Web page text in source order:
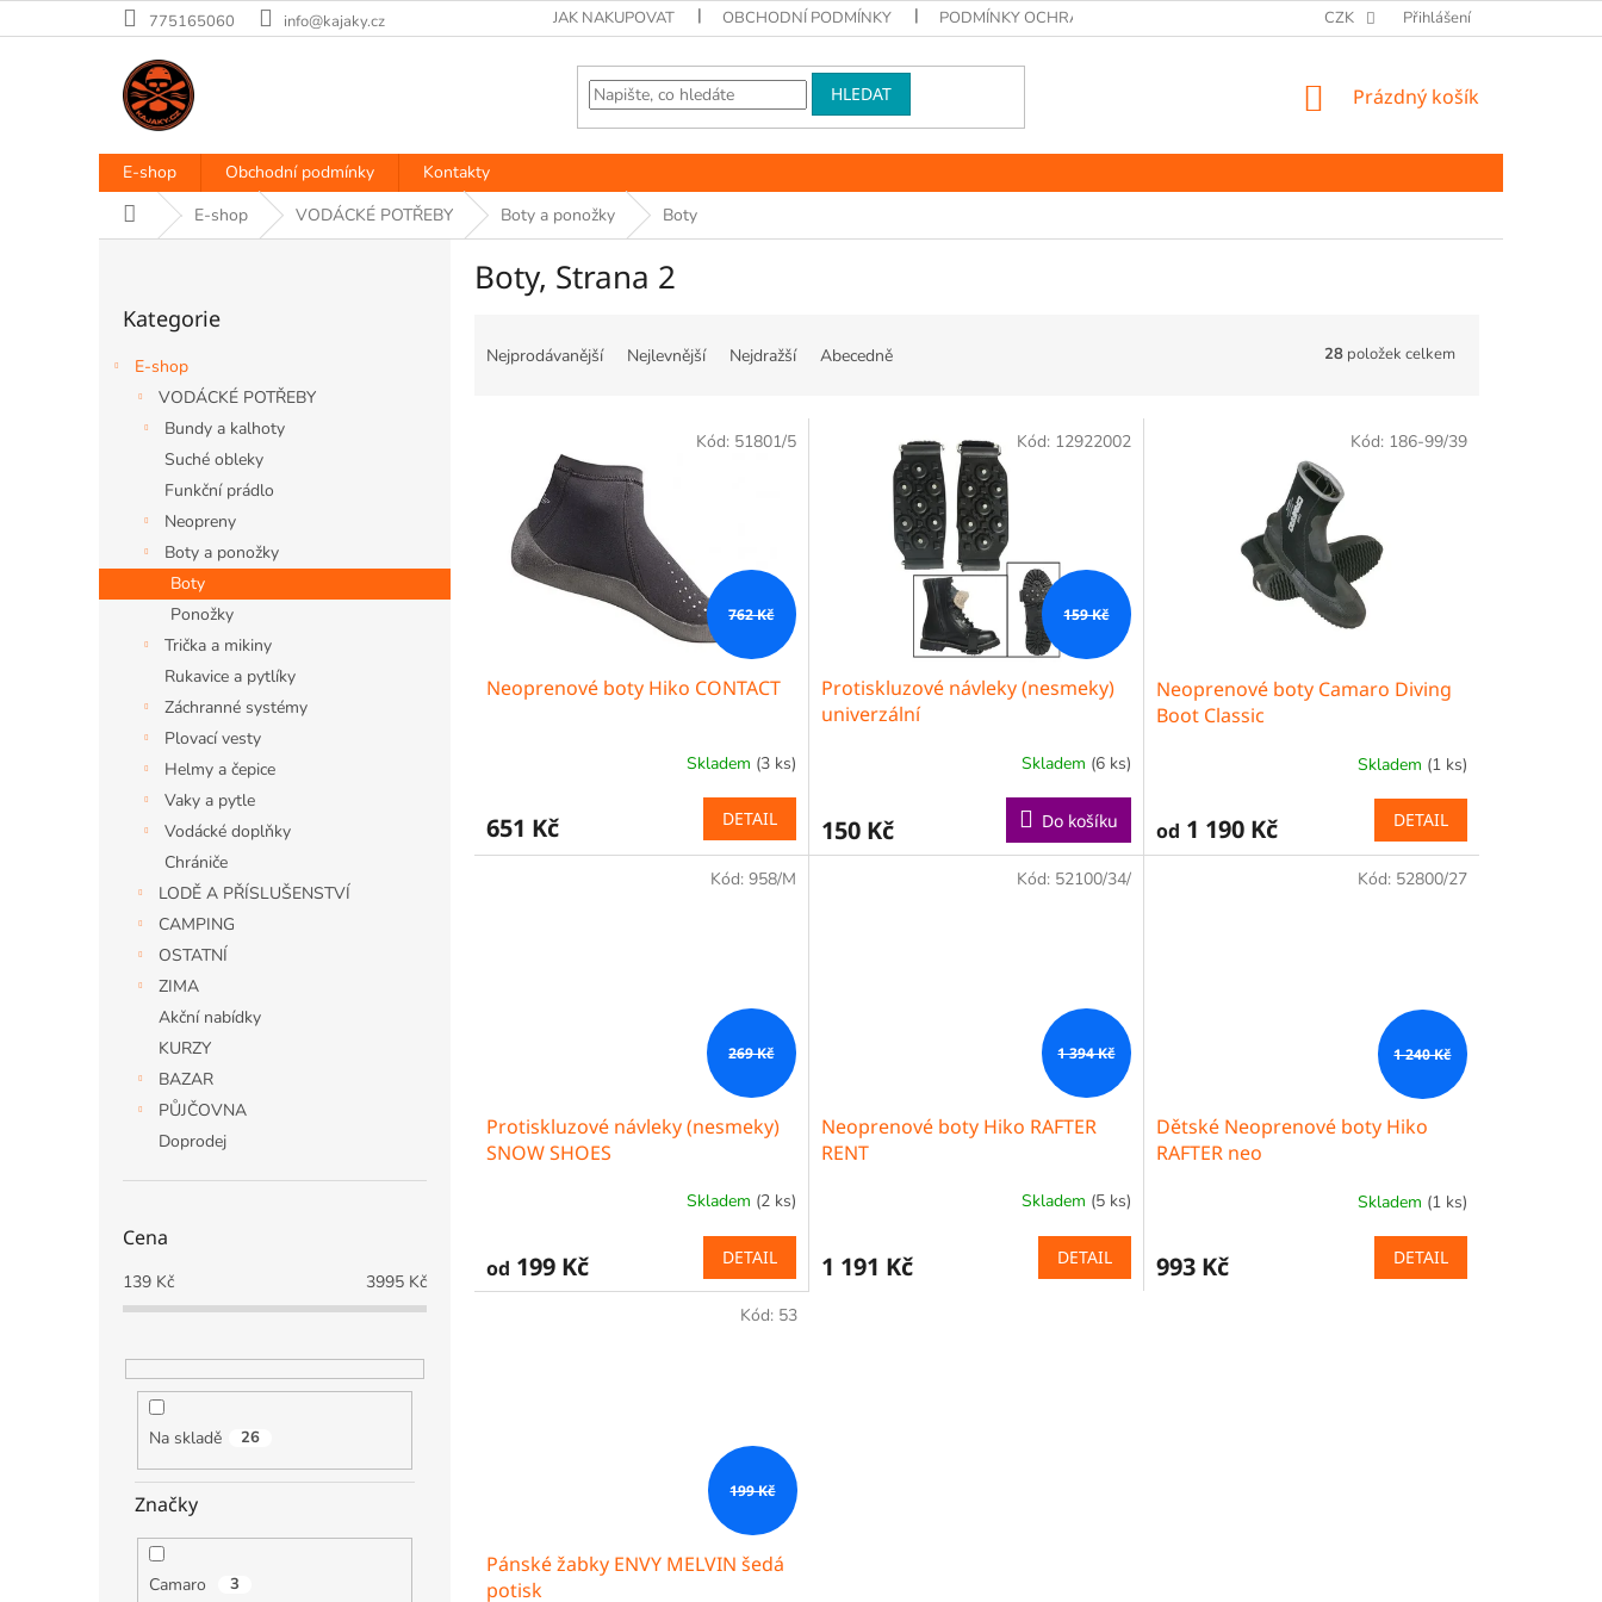
na
775165060 info@kajaky.cz JAK NAKUPOVAT OBCHODNÍ PODMÍNKY PODMÍNKY OCHRANY OSOBNÍCH ÚDAJŮ CZK Přihlášení
HLEDAT
NÁKUPNÍ
Prázdný košík
E-shop Obchodní podmínky
Kontakty
Domů E-shop VODÁCKÉ POTŘEBY Boty a ponožky Boty
e
l
kategorie
Kategorie
E-shop
VODÁCKÉ POTŘEBY
Bundy a kalhoty
Suché obleky
Funkční prádlo
Neopreny
Boty a ponožky
Boty
Ponožky
Trička a mikiny
Rukavice a pytlíky
Záchranné systémy
Plovací vesty
Helmy a čepice
Vaky a pytle
Vodácké doplňky
Chrániče
LODĚ A PŘÍSLUŠENSTVÍ
CAMPING
OSTATNÍ
ZIMA
Akční nabídky
KURZY
BAZAR
PŮJČOVNA
Doprodej
Cena
139 Kč 3995 Kč
Na skladě 26
Značky
Camaro 3
Boty, Strana 2
Nejprodávanější Nejlevnější Nejdražší Abecedně 28 položek celkem
762 Kč
Neoprenové boty Hiko CONTACT
je
4,5
Skladem (3 ks)
651 Kč DETAIL
Kód: 51801/5
159 Kč
Protiskluzové návleky (nesmeky)
univerzální
Skladem (6 ks)
150 Kč Do košíku
Kód: 12922002
Neoprenové boty Camaro Diving
Boot Classic
Skladem (1 ks)
od 1 190 Kč DETAIL
Kód: 186-99/39
269 Kč
Protiskluzové návleky (nesmeky)
SNOW SHOES
Skladem (2 ks)
od 199 Kč DETAIL
Kód: 958/M
1 394 Kč
Neoprenové boty Hiko RAFTER
RENT
Skladem (5 ks)
1 191 Kč DETAIL
Kód: 52100/34/
1 240 Kč
Dětské Neoprenové boty Hiko
RAFTER neo
Skladem (1 ks)
993 Kč DETAIL
Kód: 52800/27
199 Kč
Pánské žabky ENVY MELVIN šedá
potisk
Kód: 53